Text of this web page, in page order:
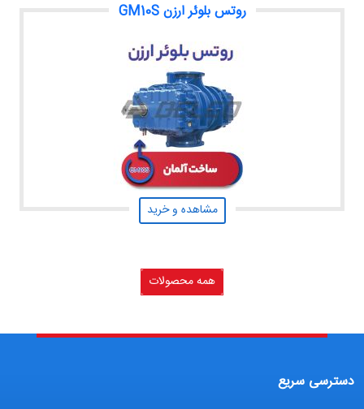
روتس بلوئر ارزن GM10S
مشاهده و خرید
همه محصولات
دسترسی سریع